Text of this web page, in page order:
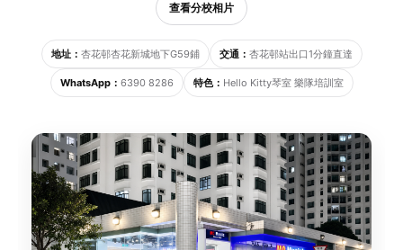
查看分校相片
地址： 杏花邨杏花新城地下G59鋪 交通： 杏花邨站出口1分鐘直達
WhatsApp： 6390 8286 特色： Hello Kitty琴室 樂隊培訓室